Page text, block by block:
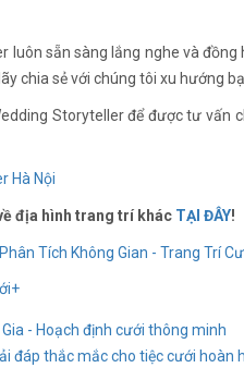
luôn sẵn sàng lắng nghe và
chia sẻ với chúng tôi xu hướng
Storyteller để được tư
Hà Nội
địa hình trang trí khác TẠI ĐÂY!
Phân Tích Không Gian - Trang Trí
- Hoạch định cưới thông minh
đáp thắc mắc cho tiệc cưới hoàn